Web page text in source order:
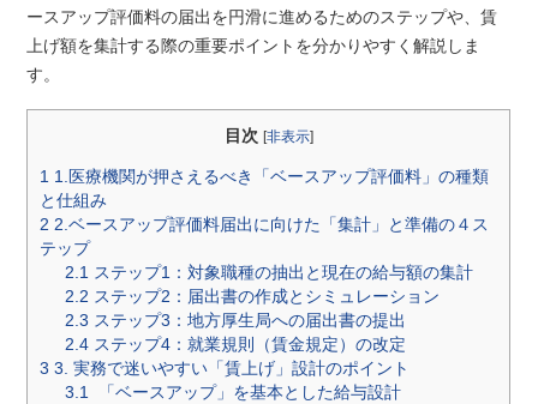
ースアップ評価料の届出を円滑に進めるためのステップや、賃
上げ額を集計する際の重要ポイントを分かりやすく解説しま
す。
目次 [非表示]
1 1.医療機関が押さえるべき「ベースアップ評価料」の種類
と仕組み
2 2.ベースアップ評価料届出に向けた「集計」と準備の４ス
テップ
2.1ステップ1：対象職種の抽出と現在の給与額の集計
2.2 ステップ2：届出書の作成とシミュレーション
2.3 ステップ3：地方厚生局への届出書の提出
2.4ステップ4：就業規則（賃金規定）の改定
3 3. 実務で迷いやすい「賃上げ」設計のポイント
3.1「ベースアップ」を基本とした給与設計